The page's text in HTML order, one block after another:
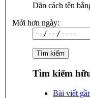
Dãn cách tên
Mới hơn ngày:
Tìm kiếm
Bài viết